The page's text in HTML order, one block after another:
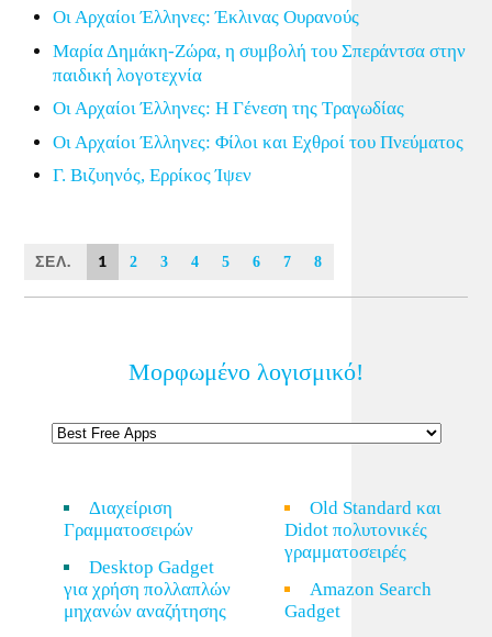
Οι Αρχαίοι Έλληνες: Έκλινας Ουρανούς
Μαρία Δημάκη-Ζώρα, η συμβολή του Σπεράντσα στην
παιδική λογοτεχνία
Οι Αρχαίοι Έλληνες: Η Γένεση της Τραγωδίας
Οι Αρχαίοι Έλληνες: Φίλοι και Εχθροί του Πνεύματος
Γ. Βιζυηνός, Ερρίκος Ίψεν
ΣΕΛ. 1 2 3 4 5 6 7 8
Μορφωμένο λογισμικό!
Διαχείριση
Γραμματοσειρών
Desktop Gadget
για χρήση πολλαπλών
μηχανών αναζήτησης
Old Standard και
Didot πολυτονικές
γραμματοσειρές
Amazon Search
Gadget